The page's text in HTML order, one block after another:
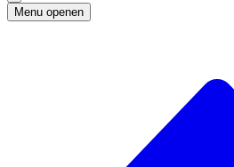
Menu openen